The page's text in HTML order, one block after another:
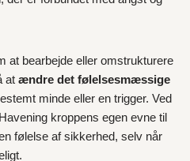
at bearbejde eller omstrukturere
at ændre det følelsesmæssige
minde eller en trigger. Ved
kroppens egen evne til
følelse af sikkerhed, selv når